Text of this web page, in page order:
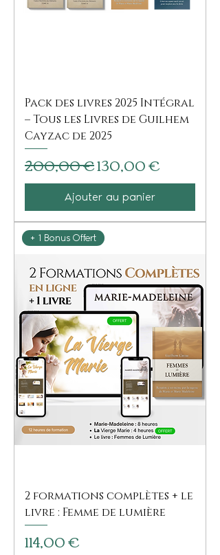
Pack des livres 2025 Intégral
– Tous les Livres de Guilhem
Cayzac de 2025
Prix original
200,00 €Prix promotionnel
130,00 €
Ajouter au panier
+ 1 Bonus Offert
2 formations complètes + le
livre : Femme de lumière
Prix
114,00 €